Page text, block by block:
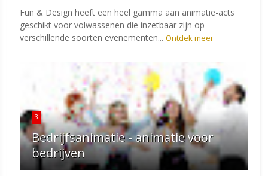
Fun & Design heeft een heel gamma aan animatie-acts
geschikt voor volwassenen die inzetbaar zijn op
verschillende soorten evenementen... Ontdek meer
3
Bedrijfsanimatie - animatie voor
bedrijven